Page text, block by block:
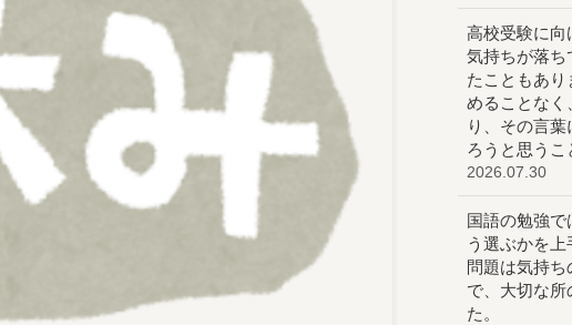
高校受験に向
気持ちが落ち
たこともあ
めることなく
り、その言
ろうと思うこ
2026.07.30
国語の勉強
う選ぶかを
問題は気持
で、大切な所
た。